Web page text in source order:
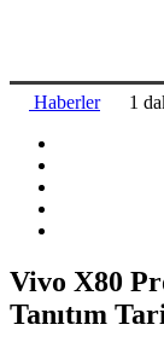
Haberler 1
Vivo X80
Tanıtım